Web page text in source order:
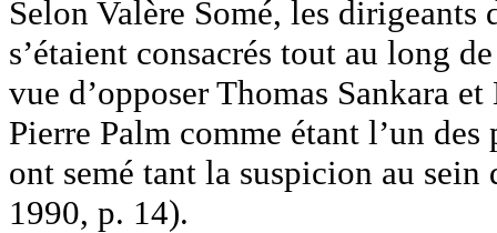
Selon Valère Somé, les
s’étaient consacrés tout au long
vue d’opposer Thomas Sankara
Pierre Palm comme étant l’un
ont semé tant la suspicion au
1990, p. 14).